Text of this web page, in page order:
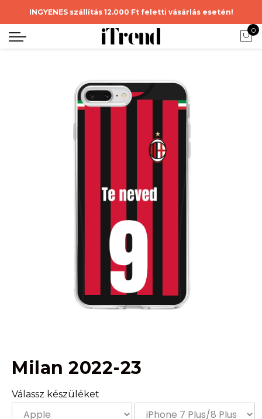
INGYENES szállítás 12.000 Ft feletti vásárlás esetén!
0
Milan 2022-23
Válassz készüléket